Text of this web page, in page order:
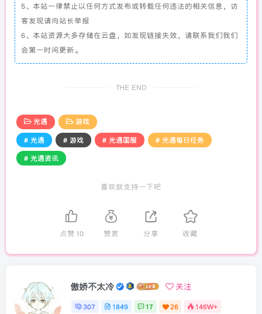
5、本站一律禁止以任何方式发布或转载任何违法的相关信息，访
客发现请向站长举报
6、本站资源大多存储在云盘，如发现链接失效，请联系我们我们
会第一时间更新。
THE END
光遇 游戏
# 光遇 # 游戏 # 光遇国服 # 光遇每日任务
# 光遇资讯
喜欢就支持一下吧
点赞 10 赞赏 分享 收藏
傲娇不太冷 关注
307 1849 17 26 146W+